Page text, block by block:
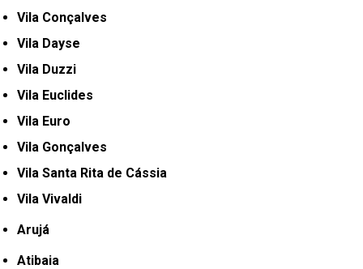
Vila Conçalves
Vila Dayse
Vila Duzzi
Vila Euclides
Vila Euro
Vila Gonçalves
Vila Santa Rita de Cássia
Vila Vivaldi
Arujá
Atibaia